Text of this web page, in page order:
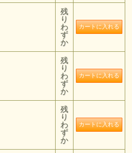
残
り
わ
ず
か
残
り
わ
ず
か
残
り
わ
ず
か